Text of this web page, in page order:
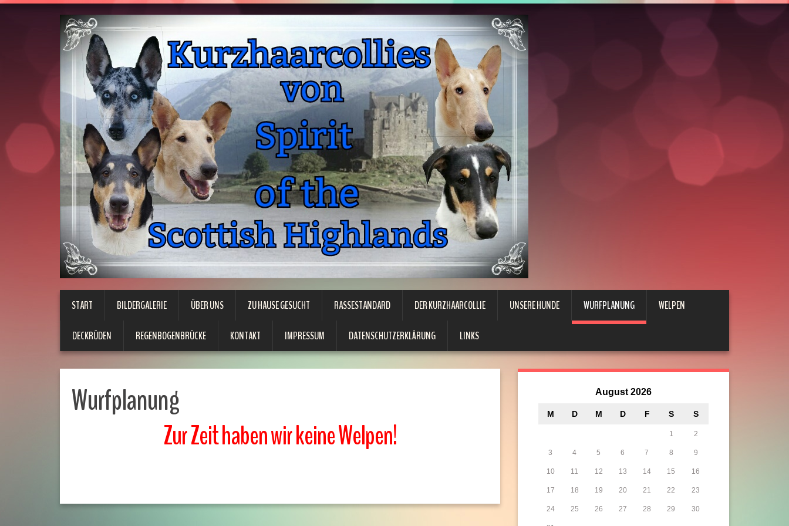
START BILDERGALERIE ÜBER UNS ZU HAUSE GESUCHT RASSESTANDARD DER KURZHAARCOLLIE UNSERE HUNDE WURFPLANUNG WELPEN
DECKRÜDEN REGENBOGENBRÜCKE KONTAKT IMPRESSUM DATENSCHUTZERKLÄRUNG LINKS
Wurfplanung
Zur Zeit haben wir keine Welpen!
August 2026
M D M D F S S
1 2
3 4 5 6 7 8 9
10 11 12 13 14 15 16
17 18 19 20 21 22 23
24 25 26 27 28 29 30